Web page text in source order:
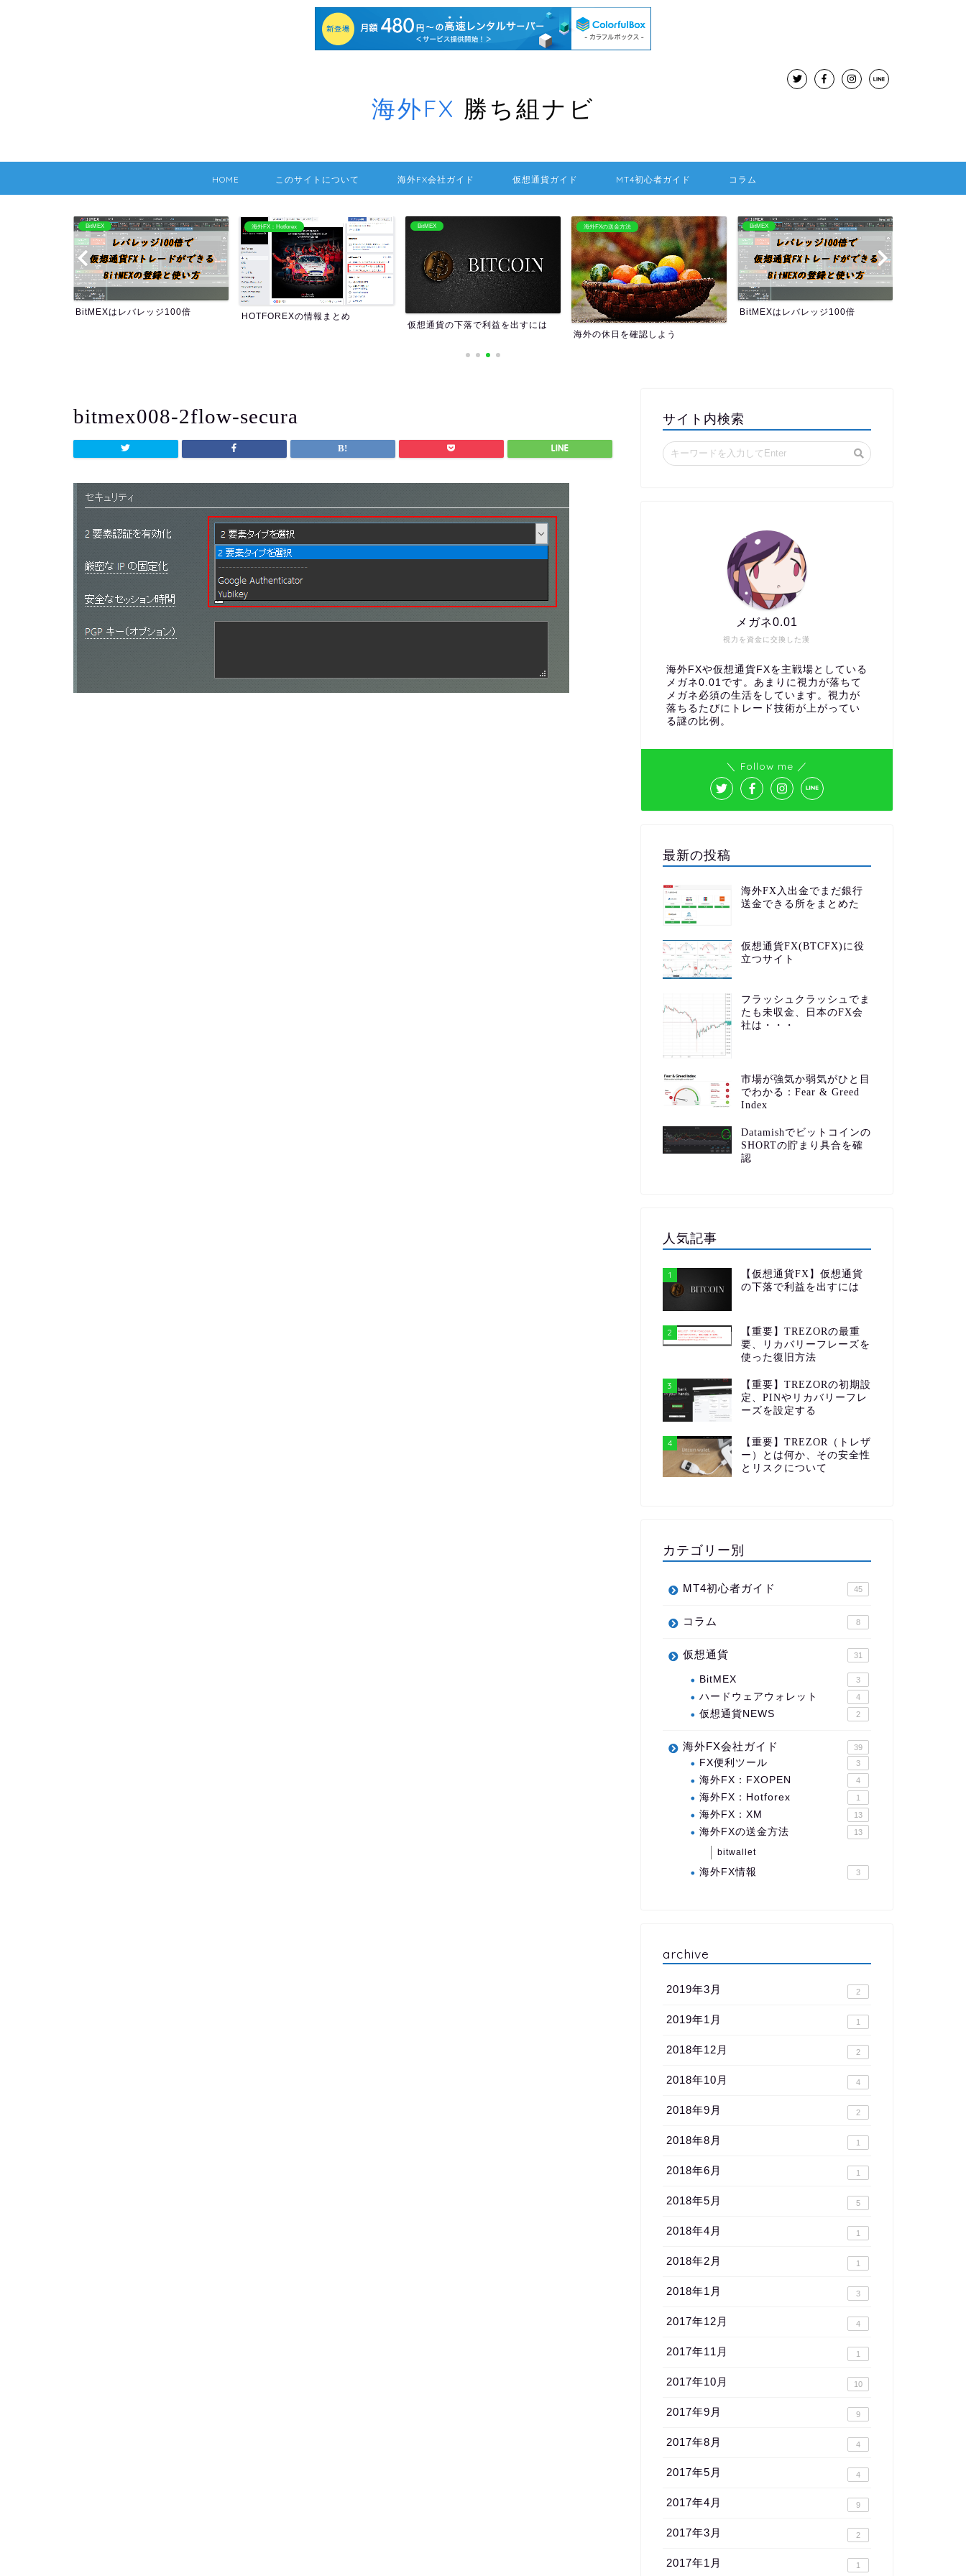
海外FX 勝ち組ナビ
HOME このサイトについて 海外FX会社ガイド 仮想通貨ガイド MT4初心者ガイド コラム
BitMEX
BitMEXはレバレッジ100倍
海外FX：Hotforex
HOTFOREXの情報まとめ
BitMEX
仮想通貨の下落で利益を出すには
海外FXの送金方法
海外の休日を確認しよう
BitMEX
BitMEXはレバレッジ100倍
bitmex008-2flow-secura サイト内検索
視力を資金に交換した漢
メガネ0.01
海外FXや仮想通貨FXを主戦場としている
メガネ0.01です。あまりに視力が落ちて
メガネ必須の生活をしています。視力が
落ちるたびにトレード技術が上がってい
る謎の比例。
＼ Follow me ／
最新の投稿
海外FX入出金でまだ銀行
送金できる所をまとめた
仮想通貨FX(BTCFX)に役
立つサイト
フラッシュクラッシュでま
たも未収金、日本のFX会
社は・・・
市場が強気か弱気がひと目
でわかる：Fear & Greed
Index
Datamishでビットコインの
SHORTの貯まり具合を確
認
人気記事
1
【仮想通貨FX】仮想通貨
の下落で利益を出すには
2
【重要】TREZORの最重
要、リカバリーフレーズを
使った復旧方法
3
【重要】TREZORの初期設
定、PINやリカバリーフレ
ーズを設定する
4
【重要】TREZOR（トレザ
ー）とは何か、その安全性
とリスクについて
カテゴリー別
MT4初心者ガイド 45
コラム 8
仮想通貨 31
BitMEX 3
ハードウェアウォレット 4
仮想通貨NEWS 2
海外FX会社ガイド 39
FX便利ツール 3
海外FX：FXOPEN 4
海外FX：Hotforex 1
海外FX：XM 13
海外FXの送金方法 13
bitwallet
海外FX情報 3
archive
2019年3月 2
2019年1月 1
2018年12月 2
2018年10月 4
2018年9月 2
2018年8月 1
2018年6月 1
2018年5月 5
2018年4月 1
2018年2月 1
2018年1月 3
2017年12月 4
2017年11月 1
2017年10月 10
2017年9月 9
2017年8月 4
2017年5月 4
2017年4月 9
2017年3月 2
2017年1月 1